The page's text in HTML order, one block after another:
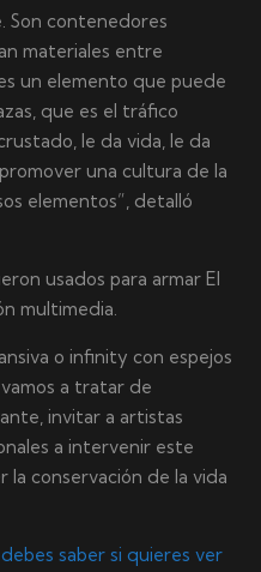
Son contenedores
materiales entre
un elemento que puede
que es el tráfico
le da vida, le da
una cultura de la
elementos”, detalló
usados para armar El
multimedia.
o infinity con espejos
a tratar de
invitar a artistas
a intervenir este
la conservación de la vida
saber si quieres ver